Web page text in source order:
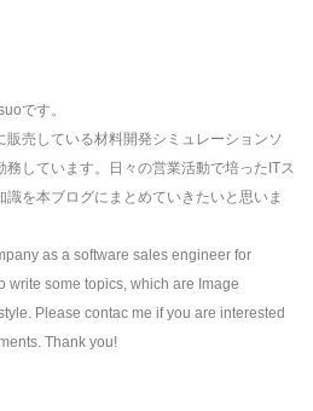
です。
売している材料開発シミュレーションソ
しています。日々の営業活動で培ったITス
を本ブログにまとめていきたいと思いま
as a software sales engineer for
write some topics, which are Image
Please contac me if you are interested
Thank you!